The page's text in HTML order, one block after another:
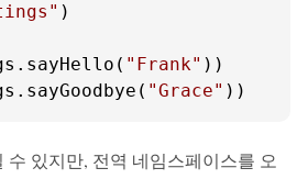
)
"Frank"
"Grace" ))
수 있지만, 전역 네임스페이스를 오